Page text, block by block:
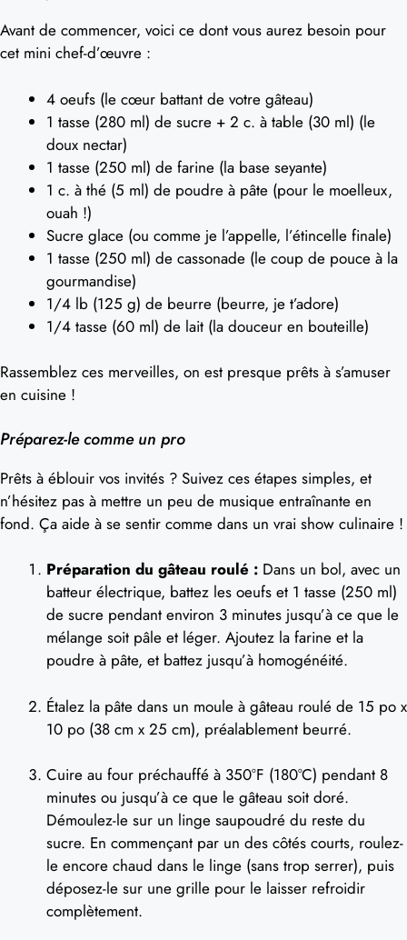
Avant de commencer, voici ce dont vous aurez besoin pour
cet mini chef-d’œuvre :
4 oeufs (le cœur battant de votre gâteau)
1 tasse (280 ml) de sucre + 2 c. à table (30 ml) (le
doux nectar)
1 tasse (250 ml) de farine (la base seyante)
1 c. à thé (5 ml) de poudre à pâte (pour le moelleux,
ouah !)
Sucre glace (ou comme je l’appelle, l’étincelle finale)
1 tasse (250 ml) de cassonade (le coup de pouce à la
gourmandise)
1/4 lb (125 g) de beurre (beurre, je t’adore)
1/4 tasse (60 ml) de lait (la douceur en bouteille)
Rassemblez ces merveilles, on est presque prêts à s’amuser
en cuisine !
Préparez-le comme un pro
Prêts à éblouir vos invités ? Suivez ces étapes simples, et
n’hésitez pas à mettre un peu de musique entraînante en
fond. Ça aide à se sentir comme dans un vrai show culinaire !
Préparation du gâteau roulé : Dans un bol, avec un
batteur électrique, battez les oeufs et 1 tasse (250 ml)
de sucre pendant environ 3 minutes jusqu’à ce que le
mélange soit pâle et léger. Ajoutez la farine et la
poudre à pâte, et battez jusqu’à homogénéité.
Étalez la pâte dans un moule à gâteau roulé de 15 po x
10 po (38 cm x 25 cm), préalablement beurré.
Cuire au four préchauffé à 350°F (180°C) pendant 8
minutes ou jusqu’à ce que le gâteau soit doré.
Démoulez-le sur un linge saupoudré du reste du
sucre. En commençant par un des côtés courts, roulez-
le encore chaud dans le linge (sans trop serrer), puis
déposez-le sur une grille pour le laisser refroidir
complètement.